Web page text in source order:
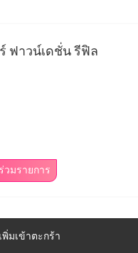
ฟาวน์เดชั่น รีฟิล
มรายการ
เพิ่มเข้าตะกร้า